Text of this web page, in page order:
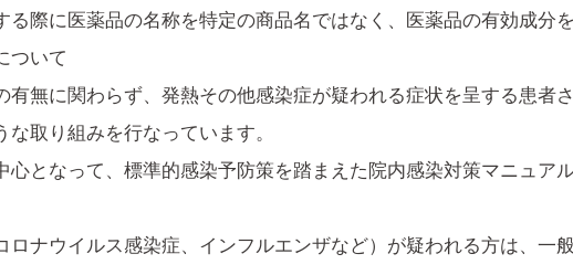
る際に医薬品の名称を特定の商品名ではなく、医薬品の有効成分
ついて
有無に関わらず、発熱その他感染症が疑われる症状を呈する患者
取り組みを行なっています。
となって、標準的感染予防策を踏まえた院内感染対策マニュア
ナウイルス感染症、インフルエンザなど）が疑われる方は、一